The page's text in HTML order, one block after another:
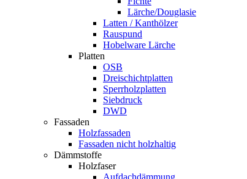
Lärche/Douglasie
Latten / Kanthölzer
Rauspund
Hobelware Lärche
Platten
OSB
Dreischichtplatten
Sperrholzplatten
Siebdruck
DWD
Fassaden
Holzfassaden
Fassaden nicht holzhaltig
Dämmstoffe
Holzfaser
Aufdachdämmung